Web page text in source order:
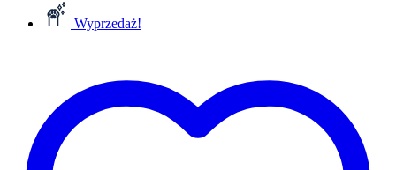
Wyprzedaż!